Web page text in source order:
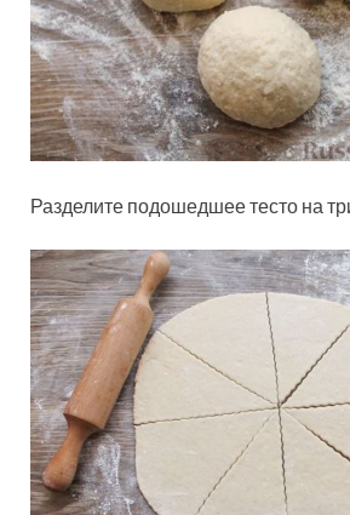
Разделите подошедшее тесто на